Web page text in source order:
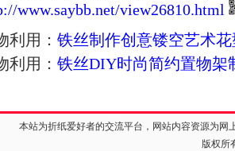
www.saybb.net/view26810.html
利用： 铁丝制作创意镂空艺术
利用： 铁丝DIY时尚简约置物架
本站为折纸爱好者的交流平台，网站内容资源为
版权所